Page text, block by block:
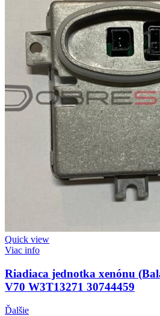
Quick view
Viac info
Riadiaca jednotka xenónu
V70 W3T13271 30744459
Ďalšie